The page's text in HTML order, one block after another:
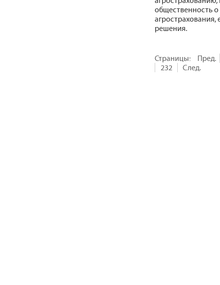
общественность
агрострахования,
решения.
Страницы:
Пред.
232
След.